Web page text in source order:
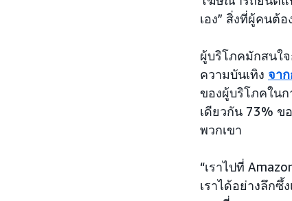
เอง” สิ่งที่ผู้คนต้อ
ผู้บริโภคมักสนใ
ความบันเทิง จา
ของผู้บริโภคใน
เดียวกัน 73% ข
พวกเขา
“เราไปที่
เราได้อย่างลึก